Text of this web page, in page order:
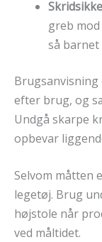
greb
så
Brugsanvisning
efter brug, og
Undgå skarpe
opbevar
Selvom måtten
legetøj. Brug
højstole når
ved måltidet.